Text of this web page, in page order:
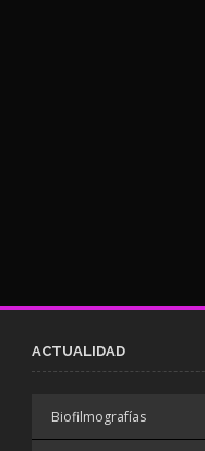
ACTUALIDAD
Biofilmografías